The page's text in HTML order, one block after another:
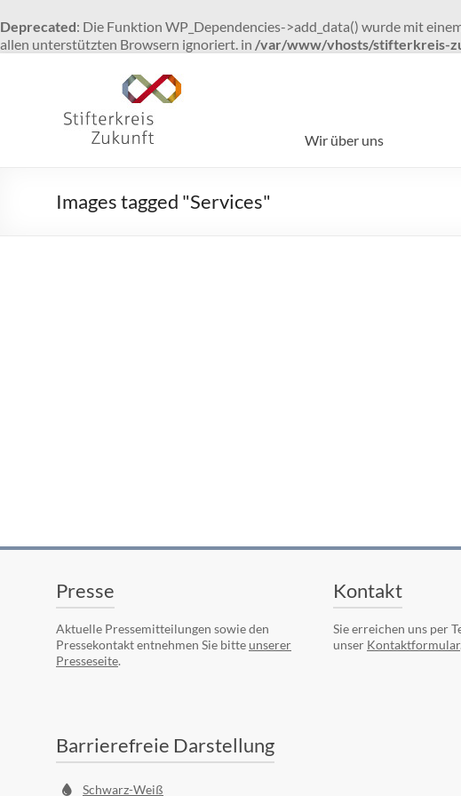
Deprecated: Die Funktion WP_Dependencies->add_data() wurde mit
allen unterstützten Browsern ignoriert. in /var/www/vhosts/stifterkreis-
Stifterkreis
Zukunft
fördern
Wir über uns
Images tagged "Services"
Presse
Aktuelle Pressemitteilungen sowie den
Pressekontakt entnehmen Sie bitte unserer
Presseseite.
Barrierefreie Darstellung
Schwarz-Weiß
Kontakt
Sie erreichen uns per
unser Kontaktformular.